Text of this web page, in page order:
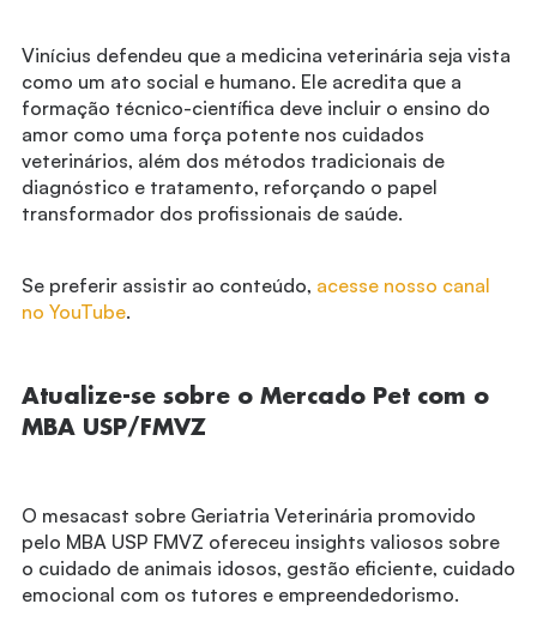
Vinícius defendeu que a medicina veterinária seja vista
como um ato social e humano. Ele acredita que a
formação técnico-científica deve incluir o ensino do
amor como uma força potente nos cuidados
veterinários, além dos métodos tradicionais de
diagnóstico e tratamento, reforçando o papel
transformador dos profissionais de saúde.
Se preferir assistir ao conteúdo, acesse nosso canal
no YouTube.
Atualize-se sobre o Mercado Pet com o
MBA USP/FMVZ
O mesacast sobre Geriatria Veterinária promovido
pelo MBA USP FMVZ ofereceu insights valiosos sobre
o cuidado de animais idosos, gestão eficiente, cuidado
emocional com os tutores e empreendedorismo.